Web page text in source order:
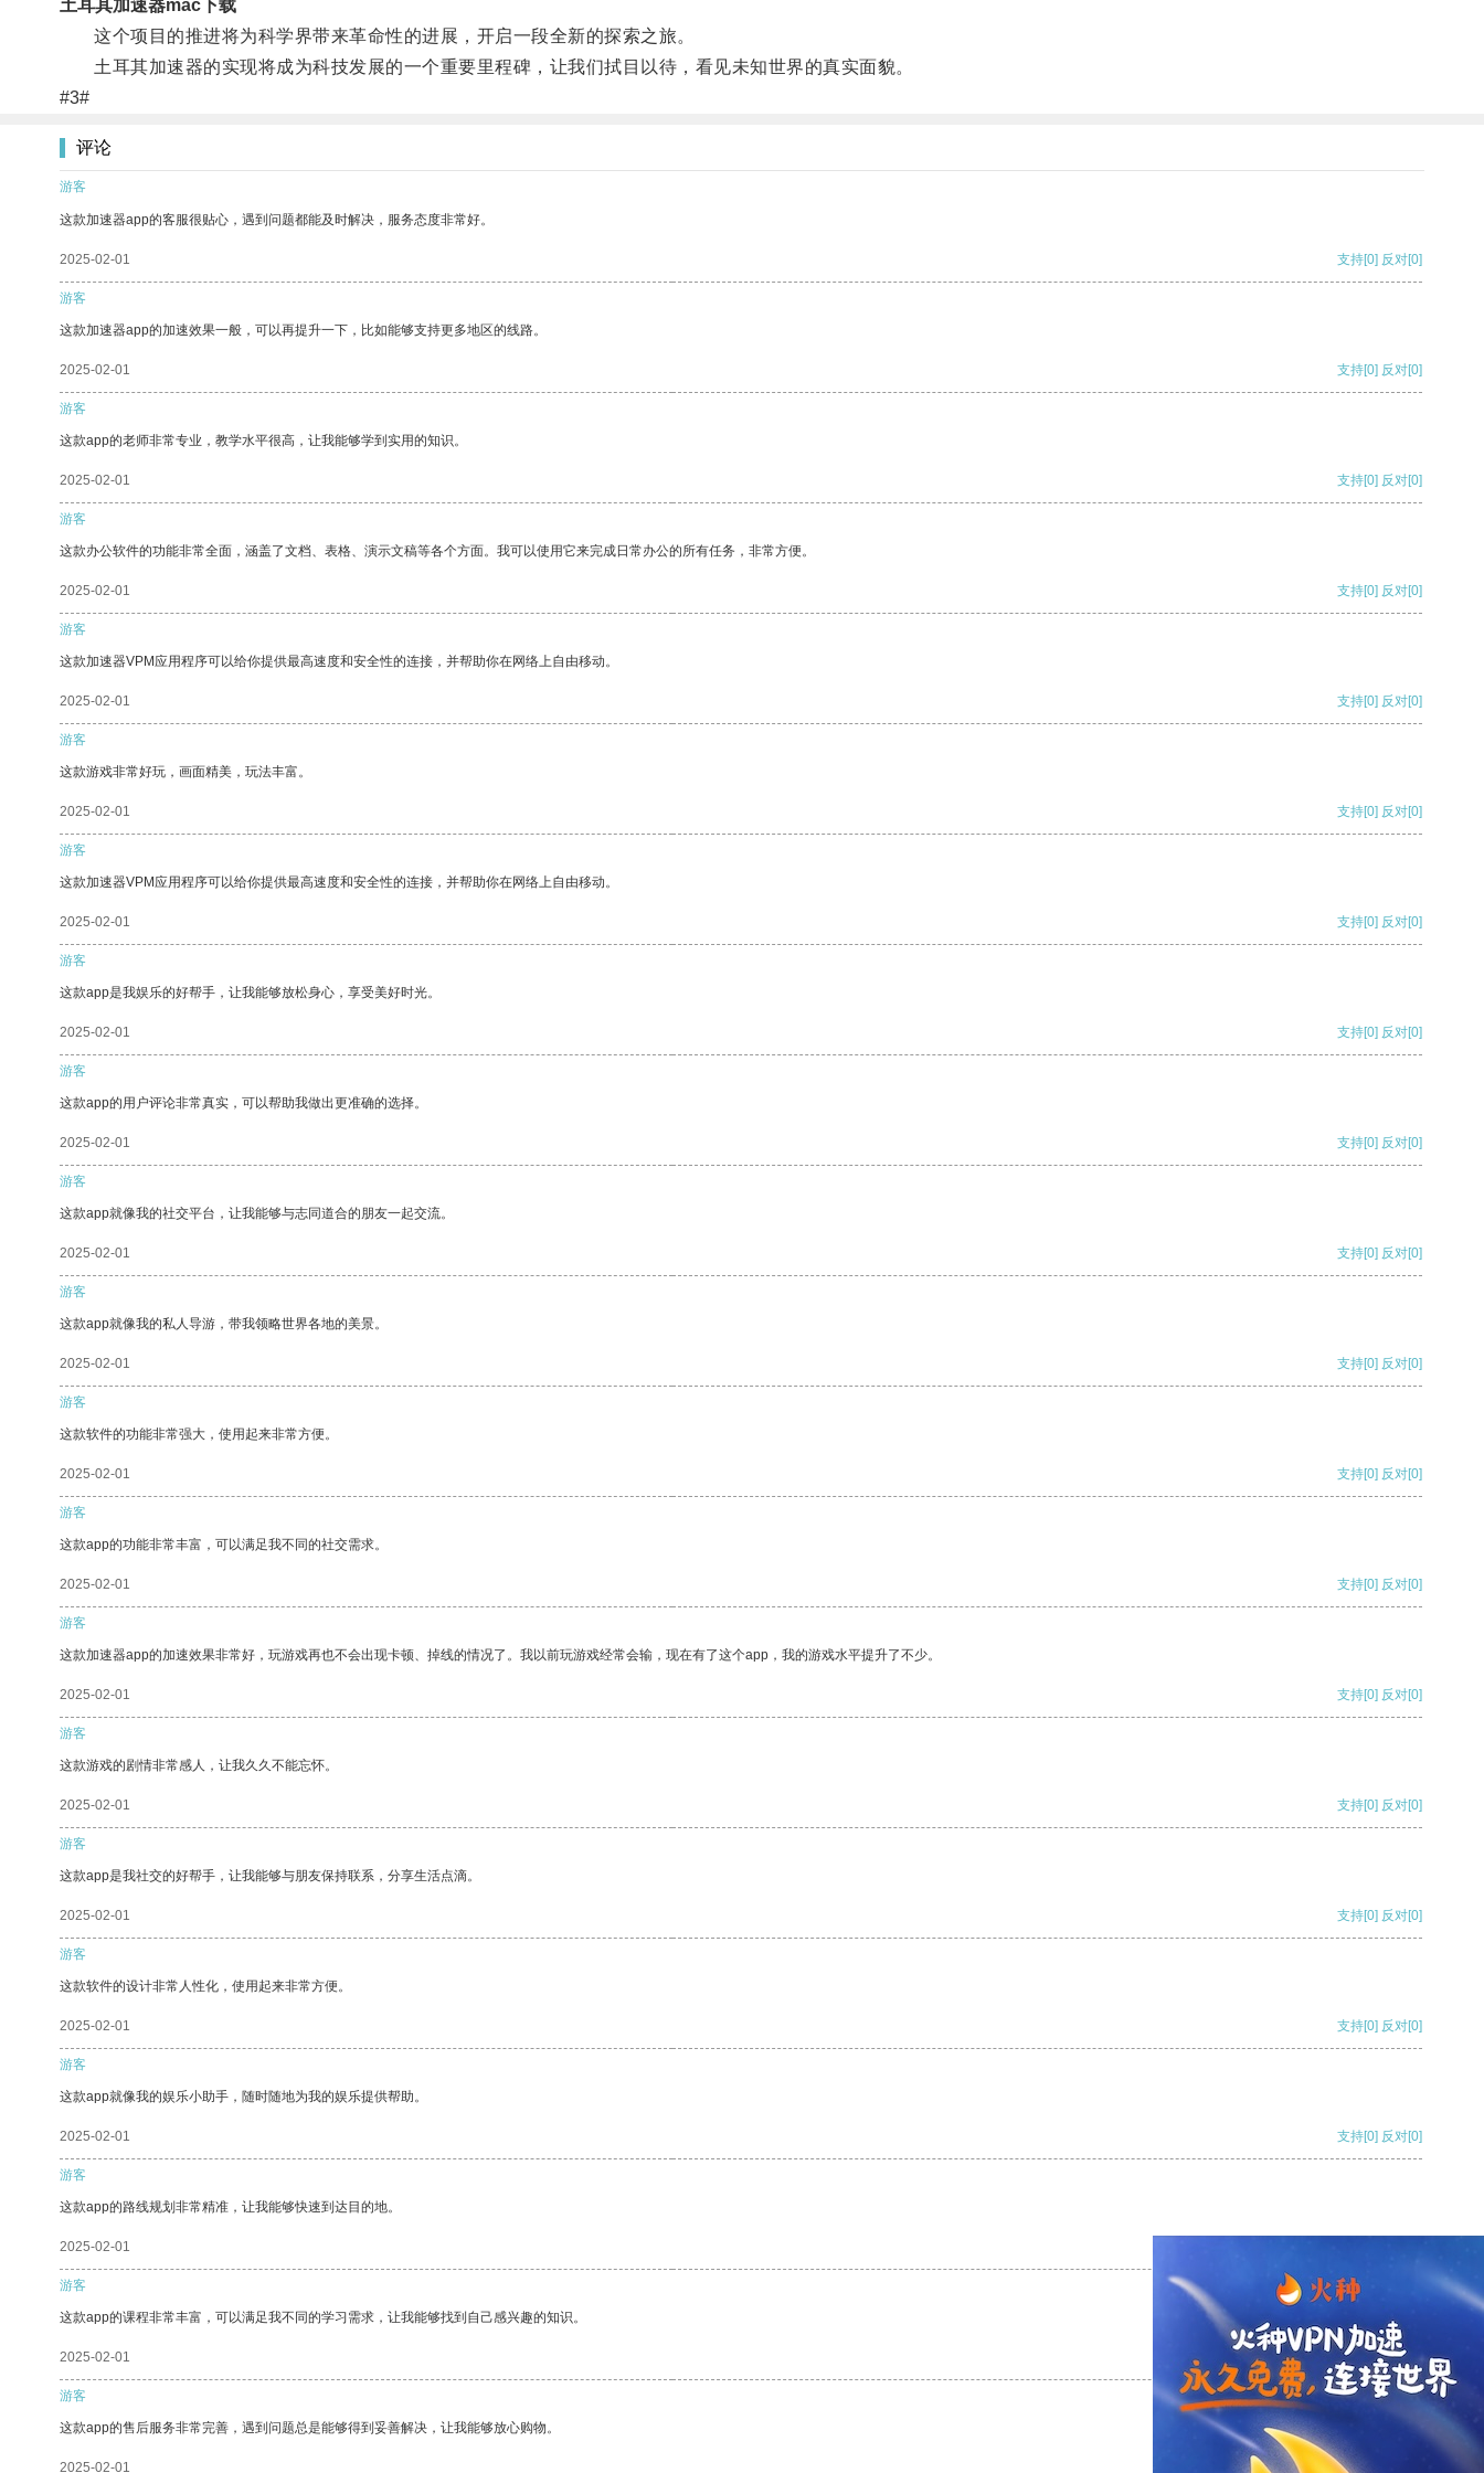
土耳其加速器mac下载
这个项目的推进将为科学界带来革命性的进展，开启一段全新的探索之旅。
土耳其加速器的实现将成为科技发展的一个重要里程碑，让我们拭目以待，看见未知世界的真实面貌。
#3#
评论
游客
这款加速器app的客服很贴心，遇到问题都能及时解决，服务态度非常好。
2025-02-01 支持[0] 反对[0]
游客
这款加速器app的加速效果一般，可以再提升一下，比如能够支持更多地区的线路。
2025-02-01 支持[0] 反对[0]
游客
这款app的老师非常专业，教学水平很高，让我能够学到实用的知识。
2025-02-01 支持[0] 反对[0]
游客
这款办公软件的功能非常全面，涵盖了文档、表格、演示文稿等各个方面。我可以使用它来完成日常办公的所有任务，非常方便。
2025-02-01 支持[0] 反对[0]
游客
这款加速器VPM应用程序可以给你提供最高速度和安全性的连接，并帮助你在网络上自由移动。
2025-02-01 支持[0] 反对[0]
游客
这款游戏非常好玩，画面精美，玩法丰富。
2025-02-01 支持[0] 反对[0]
游客
这款加速器VPM应用程序可以给你提供最高速度和安全性的连接，并帮助你在网络上自由移动。
2025-02-01 支持[0] 反对[0]
游客
这款app是我娱乐的好帮手，让我能够放松身心，享受美好时光。
2025-02-01 支持[0] 反对[0]
游客
这款app的用户评论非常真实，可以帮助我做出更准确的选择。
2025-02-01 支持[0] 反对[0]
游客
这款app就像我的社交平台，让我能够与志同道合的朋友一起交流。
2025-02-01 支持[0] 反对[0]
游客
这款app就像我的私人导游，带我领略世界各地的美景。
2025-02-01 支持[0] 反对[0]
游客
这款软件的功能非常强大，使用起来非常方便。
2025-02-01 支持[0] 反对[0]
游客
这款app的功能非常丰富，可以满足我不同的社交需求。
2025-02-01 支持[0] 反对[0]
游客
这款加速器app的加速效果非常好，玩游戏再也不会出现卡顿、掉线的情况了。我以前玩游戏经常会输，现在有了这个app，我的游戏水平提升了不少。
2025-02-01 支持[0] 反对[0]
游客
这款游戏的剧情非常感人，让我久久不能忘怀。
2025-02-01 支持[0] 反对[0]
游客
这款app是我社交的好帮手，让我能够与朋友保持联系，分享生活点滴。
2025-02-01 支持[0] 反对[0]
游客
这款软件的设计非常人性化，使用起来非常方便。
2025-02-01 支持[0] 反对[0]
游客
这款app就像我的娱乐小助手，随时随地为我的娱乐提供帮助。
2025-02-01 支持[0] 反对[0]
游客
这款app的路线规划非常精准，让我能够快速到达目的地。
2025-02-01
游客
这款app的课程非常丰富，可以满足我不同的学习需求，让我能够找到自己感兴趣的知识。
2025-02-01 支持 [0] 反对 [0]
游客
这款app的售后服务非常完善，遇到问题总是能够得到妥善解决，让我能够放心购物。
2025-02-01 支持